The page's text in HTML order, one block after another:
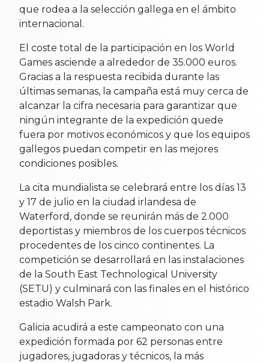
que rodea a la selección gallega en el ámbito
internacional.
El coste total de la participación en los World
Games asciende a alrededor de 35.000 euros.
Gracias a la respuesta recibida durante las
últimas semanas, la campaña está muy cerca de
alcanzar la cifra necesaria para garantizar que
ningún integrante de la expedición quede
fuera por motivos económicos y que los equipos
gallegos puedan competir en las mejores
condiciones posibles.
La cita mundialista se celebrará entre los días 13
y 17 de julio en la ciudad irlandesa de
Waterford, donde se reunirán más de 2.000
deportistas y miembros de los cuerpos técnicos
procedentes de los cinco continentes. La
competición se desarrollará en las instalaciones
de la South East Technological University
(SETU) y culminará con las finales en el histórico
estadio Walsh Park.
Galicia acudirá a este campeonato con una
expedición formada por 62 personas entre
jugadores, jugadoras y técnicos, la más